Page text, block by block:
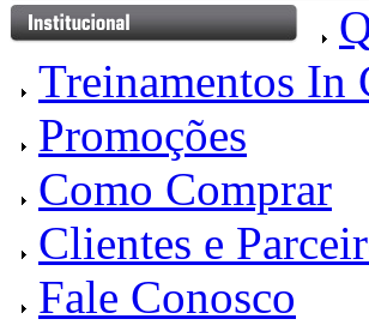
Treinamentos In
Promoções
Como Comprar
Clientes e
Fale Conosco